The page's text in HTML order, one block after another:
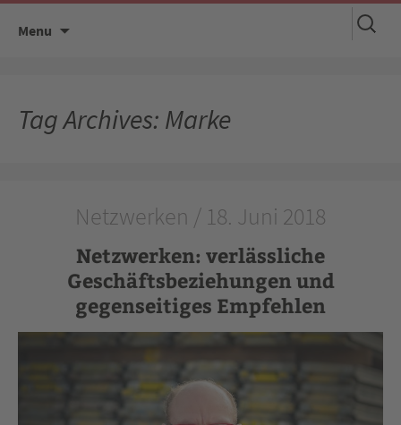
Menu
Suchen
nach:
Tag Archives: Marke
Netzwerken / 18. Juni 2018
Netzwerken: verlässliche
Geschäftsbeziehungen und
gegenseitiges Empfehlen